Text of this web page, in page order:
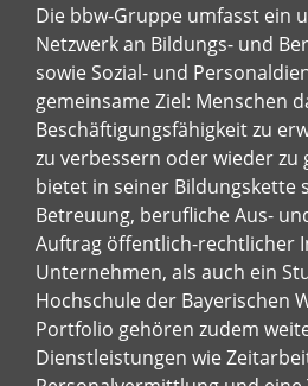
Die bbw-Gruppe umfasst ein
Netzwerk an Bildungs- und
sowie Sozial- und
gemeinsame Ziel: Menschen
Beschäftigungsfähigkeit zu
zu verbessern oder wieder zu
bietet in seiner Bildungskette
Betreuung, berufliche Aus-
Auftrag öffentlich-rechtlicher
Unternehmen, als auch ein
Hochschule der Bayerischen
Portfolio gehören zudem
Dienstleistungen wie